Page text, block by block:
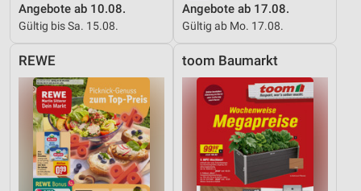
Angebote ab 10.08.
Gültig bis Sa. 15.08.
Angebote ab 17.08.
Gültig ab Mo. 17.08.
REWE toom Baumarkt